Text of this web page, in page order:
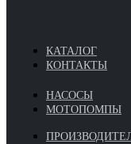
КАТАЛОГ
КОНТАКТЫ
НАСОСЫ
МОТОПОМПЫ